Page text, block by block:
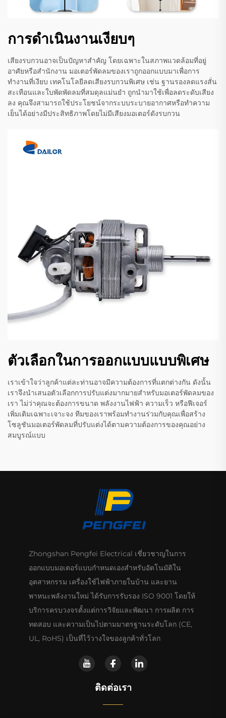
การดําเนินงานเงียบๆ
เสียงรบกวนอาจเป็นปัญหาสำคัญ โดยเฉพาะในสภาพแวดล้อมที่อยู่
อาศัยหรือสำนักงาน มอเตอร์พัดลมของเราถูกออกแบบมาเพื่อการ
ทำงานที่เงียบ เทคโนโลยีลดเสียงรบกวนพิเศษ เช่น ฐานรองลดแรงสั่น
สะเทือนและใบพัดพัดลมที่สมดุลแม่นยำ ถูกนำมาใช้เพื่อลดระดับเสียง
ลง คุณจึงสามารถใช้ประโยชน์จากระบบระบายอากาศหรือทำความ
เย็นได้อย่างมีประสิทธิภาพโดยไม่มีเสียงมอเตอร์ดังรบกวน
ตัวเลือกในการออกแบบแบบพิเศษ
เราเข้าใจว่าลูกค้าแต่ละท่านอาจมีความต้องการที่แตกต่างกัน ดังนั้น
เราจึงนำเสนอตัวเลือกการปรับแต่งมากมายสำหรับมอเตอร์พัดลมของ
เรา ไม่ว่าคุณจะต้องการขนาด พลังงานไฟฟ้า ความเร็ว หรือฟีเจอร์
เพิ่มเติมเฉพาะเจาะจง ทีมของเราพร้อมทำงานร่วมกับคุณเพื่อสร้าง
โซลูชันมอเตอร์พัดลมที่ปรับแต่งได้ตามความต้องการของคุณอย่าง
สมบูรณ์แบบ
Zhongshan Pengfei Electrical เชี่ยวชาญในการ
ออกแบบมอเตอร์แบบกำหนดเองสำหรับอัตโนมัติใน
อุตสาหกรรม เครื่องใช้ไฟฟ้าภายในบ้าน และยาน
พาหนะพลังงานใหม่ ได้รับการรับรอง ISO 9001 โดยให้
บริการครบวงจรตั้งแต่การวิจัยและพัฒนา การผลิต การ
ทดสอบ และความเป็นไปตามมาตรฐานระดับโลก (CE,
UL, RoHS) เป็นที่ไว้วางใจของลูกค้าทั่วโลก
ติดต่อเรา